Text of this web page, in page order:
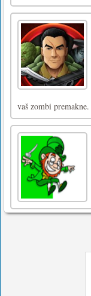
vaš zombi